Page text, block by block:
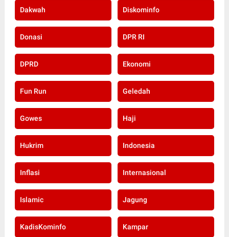
Dakwah Diskominfo
Donasi DPR RI
DPRD Ekonomi
Fun Run Geledah
Gowes Haji
Hukrim Indonesia
Inflasi Internasional
Islamic Jagung
KadisKominfo Kampar